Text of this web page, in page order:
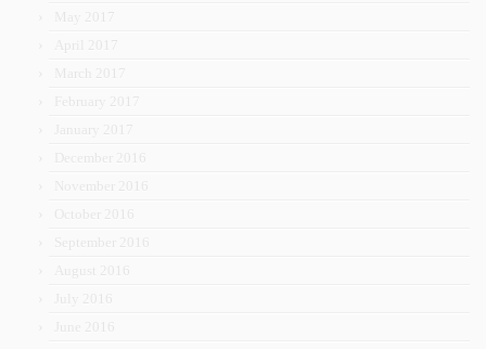
May 2017
April 2017
March 2017
February 2017
January 2017
December 2016
November 2016
October 2016
September 2016
August 2016
July 2016
June 2016